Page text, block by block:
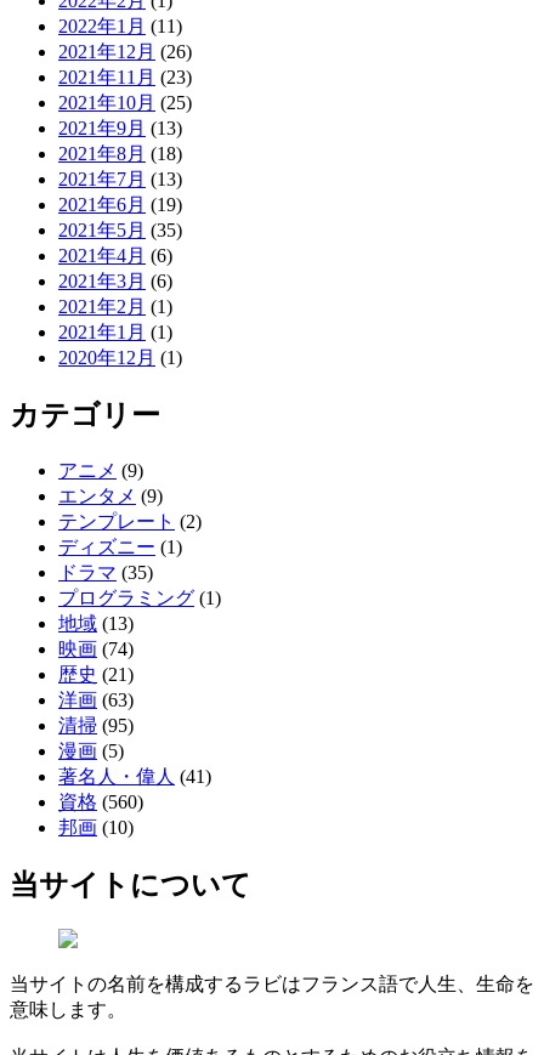
2022年1月 (11)
2021年12月 (26)
2021年11月 (23)
2021年10月 (25)
2021年9月 (13)
2021年8月 (18)
2021年7月 (13)
2021年6月 (19)
2021年5月 (35)
2021年4月 (6)
2021年3月 (6)
2021年2月 (1)
2021年1月 (1)
2020年12月 (1)
カテゴリー
アニメ (9)
エンタメ (9)
テンプレート (2)
ディズニー (1)
ドラマ (35)
プログラミング (1)
地域 (13)
映画 (74)
歴史 (21)
洋画 (63)
清掃 (95)
漫画 (5)
著名人・偉人 (41)
資格 (560)
邦画 (10)
当サイトについて
当サイトの名前を構成するラビはフランス語で人生、生命を
意味します。